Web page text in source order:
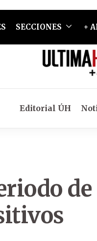
SECCIONES +
Editorial ÚH
de